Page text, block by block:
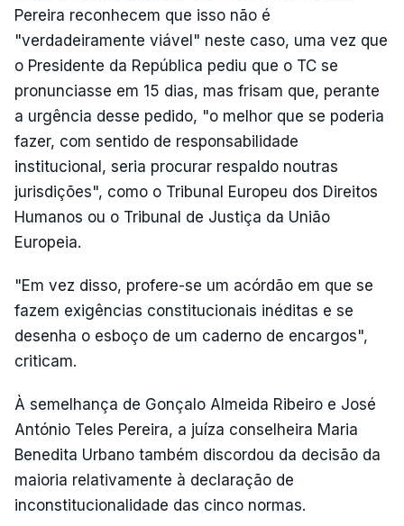
Pereira reconhecem que isso não é
"verdadeiramente viável" neste caso, uma vez que
o Presidente da República pediu que o TC se
pronunciasse em 15 dias, mas frisam que, perante
a urgência desse pedido, "o melhor que se poderia
fazer, com sentido de responsabilidade
institucional, seria procurar respaldo noutras
jurisdições", como o Tribunal Europeu dos Direitos
Humanos ou o Tribunal de Justiça da União
Europeia.
"Em vez disso, profere-se um acórdão em que se
fazem exigências constitucionais inéditas e se
desenha o esboço de um caderno de encargos",
criticam.
À semelhança de Gonçalo Almeida Ribeiro e José
António Teles Pereira, a juíza conselheira Maria
Benedita Urbano também discordou da decisão da
maioria relativamente à declaração de
inconstitucionalidade das cinco normas.